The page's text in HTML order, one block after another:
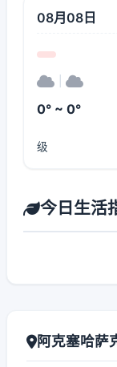
08月08日
0° ~ 0°
级
今日生活
阿克塞哈萨